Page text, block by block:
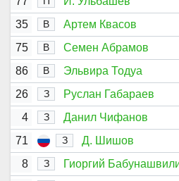
35
В
Артем Квасов
75
В
Семен Абрамов
86
В
Эльвира Тодуа
26
З
Руслан Габараев
4
З
Данил Чифанов
71
З
Д. Шишов
8
З
Гиоргий